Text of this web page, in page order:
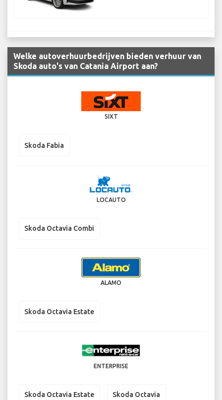
Welke autoverhuurbedrijven bieden verhuur van
Skoda auto's van Catania Airport aan?
SIXT
Skoda Fabia
LOCAUTO
Skoda Octavia Combi
ALAMO
Skoda Octavia Estate
ENTERPRISE
Skoda Octavia Estate Skoda Octavia